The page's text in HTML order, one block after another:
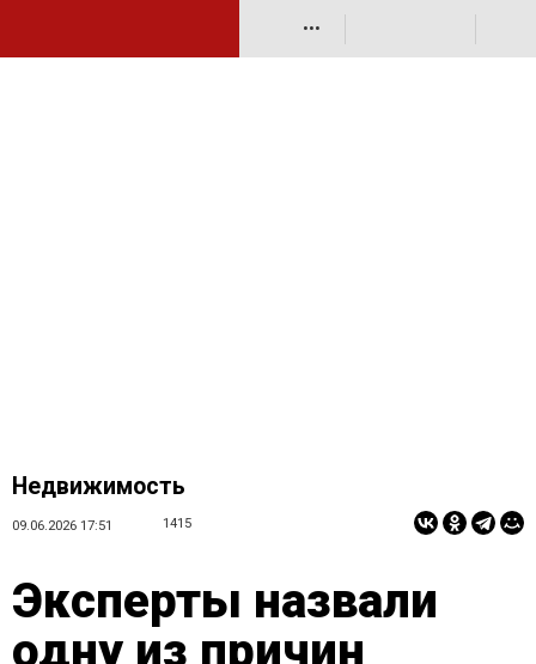
•••
Недвижимость
09.06.2026 17:51 1415
Эксперты назвали
одну из причин